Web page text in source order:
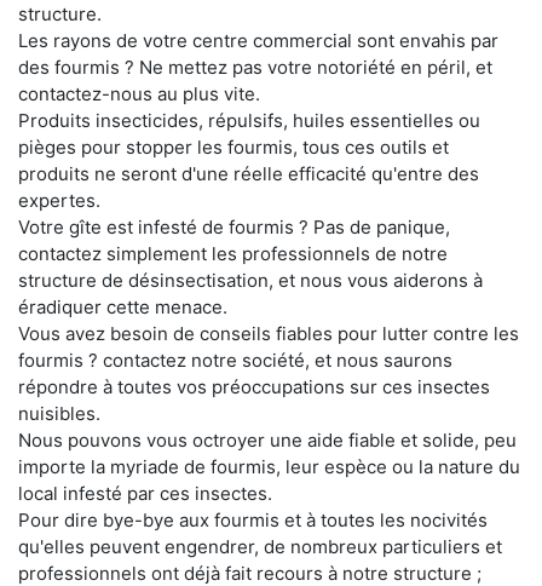
structure.
Les rayons de votre centre commercial sont envahis par
des fourmis ? Ne mettez pas votre notoriété en péril, et
contactez-nous au plus vite.
Produits insecticides, répulsifs, huiles essentielles ou
pièges pour stopper les fourmis, tous ces outils et
produits ne seront d'une réelle efficacité qu'entre des
expertes.
Votre gîte est infesté de fourmis ? Pas de panique,
contactez simplement les professionnels de notre
structure de désinsectisation, et nous vous aiderons à
éradiquer cette menace.
Vous avez besoin de conseils fiables pour lutter contre les
fourmis ? contactez notre société, et nous saurons
répondre à toutes vos préoccupations sur ces insectes
nuisibles.
Nous pouvons vous octroyer une aide fiable et solide, peu
importe la myriade de fourmis, leur espèce ou la nature du
local infesté par ces insectes.
Pour dire bye-bye aux fourmis et à toutes les nocivités
qu'elles peuvent engendrer, de nombreux particuliers et
professionnels ont déjà fait recours à notre structure ;